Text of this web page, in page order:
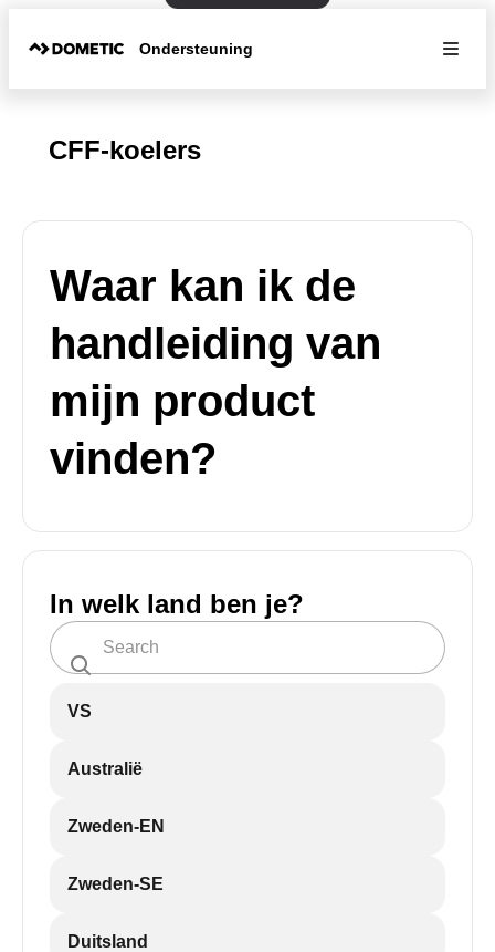
Ondersteuning
CFF-koelers
Waar kan ik de
handleiding van
mijn product
vinden?
In welk land ben je?
VS
Australië
Zweden-EN
Zweden-SE
Duitsland